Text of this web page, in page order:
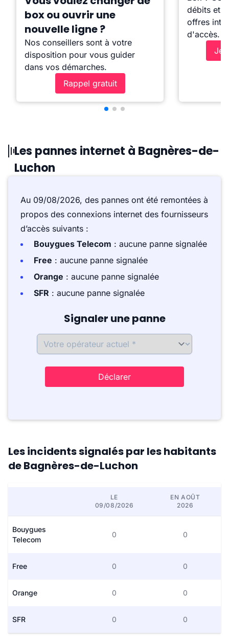
box ou ouvrir une
nouvelle ligne ?
Nos conseillers sont à votre
disposition pour vous guider
dans vos démarches.
Rappel gratuit
débits et
offres
d'accès.
Je
Les pannes internet à Bagnères-de-
Luchon
Au 09/08/2026, des pannes ont été remontées à
propos des connexions internet des fournisseurs
d’accès suivants :
Bouygues Telecom : aucune panne signalée
Free : aucune panne signalée
Orange : aucune panne signalée
SFR : aucune panne signalée
Signaler une panne
Déclarer
Les incidents signalés par les habitants
de Bagnères-de-Luchon
LE
09/08/2026
EN AOÛT
2026
Bouygues
Telecom
0 0
Free 0 0
Orange 0 0
SFR 0 0